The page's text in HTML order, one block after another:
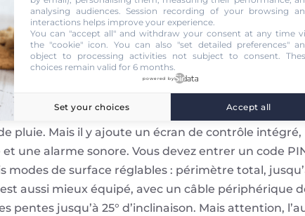
jardin. Et cela peut convenir pour des jardins de
pas de caméra, ni de GPS, ni de navigation
aspirateurs robots d’entrée de gamme. Cela
rapidement ses limites dans des
le PAMRS 1000 A1, reprend certaines de ses
pluie. Mais il y ajoute un écran de contrôle
une alarme sonore. Vous devez entrer un code
modes de surface réglables : périmètre total,
aussi mieux équipé, avec un câble périphérique
pentes jusqu’à 25° d’inclinaison. Mais attention,
analysing audiences. Session recording of your browsing
interactions helps improve your experience.
You can "accept all" and withdraw your consent at any time
the "cookie" icon. You can also "set detailed preferences"
object to processing activities not subject to consent.
choices remain valid for 6 months.
powered by
Set your choices Accept all